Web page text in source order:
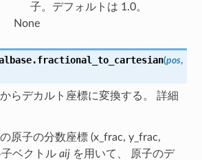
子。デフォルトは 1.0。
None
fractional_to_cartesian(pos,
らデカルト座標に変換する。 詳細
原子の分数座標 (x_frac, y_frac,
ベクトル aijを用いて、 原子のデ